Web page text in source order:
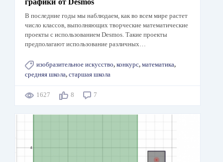
графики от Desmos
В последние годы мы наблюдаем, как во всем мире растет
число классов, выполняющих творческие математические
проекты с использованием Desmos. Такие проекты
предполагают использование различных…
изобразительное искусство, конкурс, математика,
средняя школа, старшая школа
1627 8 7